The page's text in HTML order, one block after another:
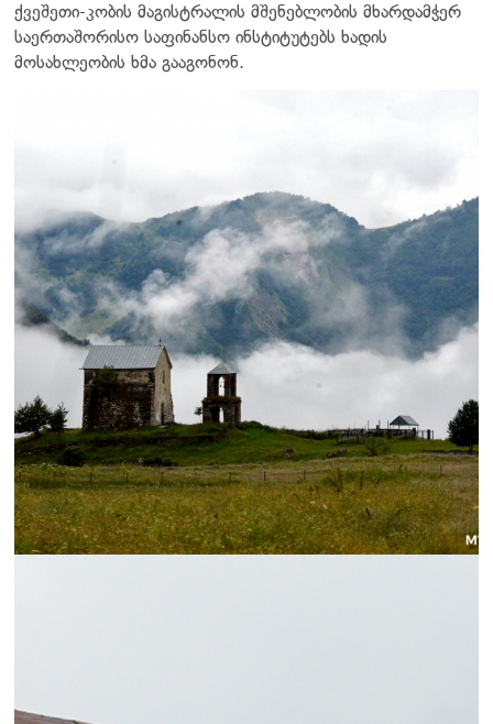
ქვეშეთი-კობის მაგისტრალის მშენებლობის მხარდამჭერ
საერთაშორისო საფინანსო ინსტიტუტებს ხადის
მოსახლეობის ხმა გააგონონ.